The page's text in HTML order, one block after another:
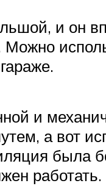
и он
и
а вот
была
работать.